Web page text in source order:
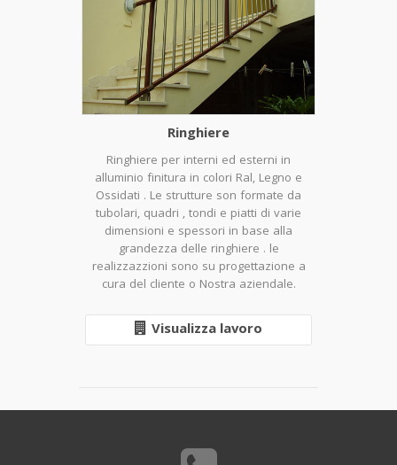
Ringhiere
Ringhiere per interni ed esterni in
alluminio finitura in colori Ral, Legno e
Ossidati . Le strutture son formate da
tubolari, quadri , tondi e piatti di varie
dimensioni e spessori in base alla
grandezza delle ringhiere . le
realizzazzioni sono su progettazione a
cura del cliente o Nostra aziendale.
Visualizza lavoro